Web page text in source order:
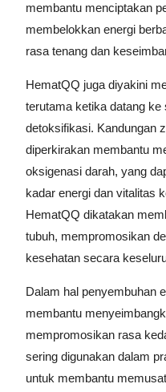
membantu menciptakan
membelokkan energi
rasa tenang dan
HematQQ juga diyakini
terutama ketika datang ke
detoksifikasi. Kandungan
diperkirakan membantu
oksigenasi darah, yang
kadar energi dan vitalitas
HematQQ dikatakan
tubuh, mempromosikan
kesehatan secara
Dalam hal penyembuhan
membantu
mempromosikan rasa
sering digunakan dalam
untuk membantu